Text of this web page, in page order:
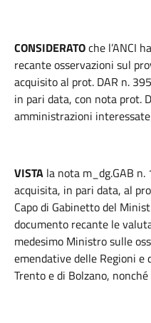
CONSIDERATOche l’ANCI
recante osservazioni sul
acquisito al prot. DAR n.
in pari data, con nota prot.
amministrazioni
VISTA la nota m_dg.GAB
acquisita, in pari data, al
Capo di Gabinetto del
documento recante le
medesimo Ministro sulle
emendative delle Regioni e
Trento e di Bolzano, nonché